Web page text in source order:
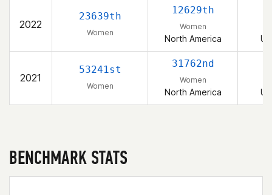
2022
23639th
Women
12629th
Women
North America
2021
53241st
Women
31762nd
Women
North America
BENCHMARK STATS